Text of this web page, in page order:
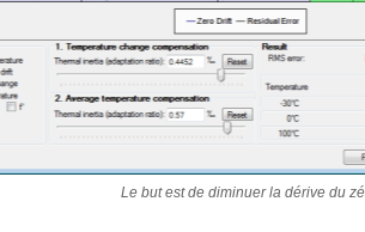
Le but est de diminuer la dérive du